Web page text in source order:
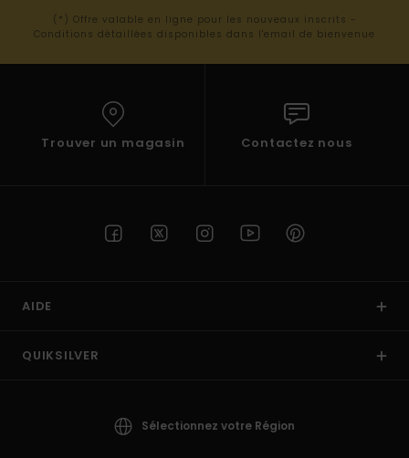
(*) Offre valable en ligne pour les nouveaux inscrits -
Conditions détaillées disponibles dans l'email de bienvenue
Trouver un magasin Contactez nous
AIDE
QUIKSILVER
Sélectionnez votre Région